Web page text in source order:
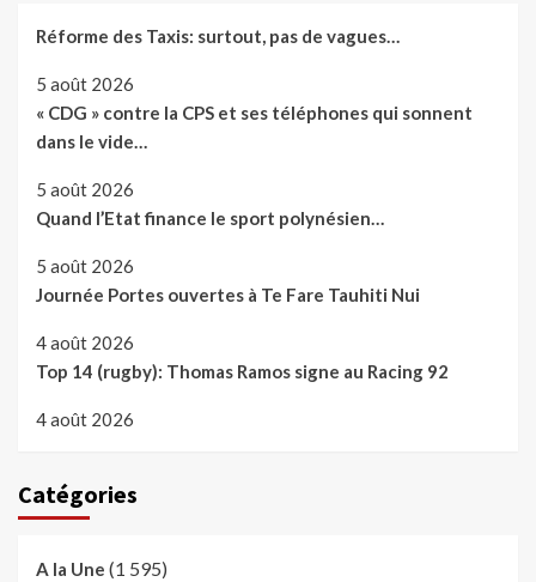
Réforme des Taxis: surtout, pas de vagues…
5 août 2026
« CDG » contre la CPS et ses téléphones qui sonnent
dans le vide…
5 août 2026
Quand l’Etat finance le sport polynésien…
5 août 2026
Journée Portes ouvertes à Te Fare Tauhiti Nui
4 août 2026
Top 14 (rugby): Thomas Ramos signe au Racing 92
4 août 2026
Catégories
A la Une (1 595)